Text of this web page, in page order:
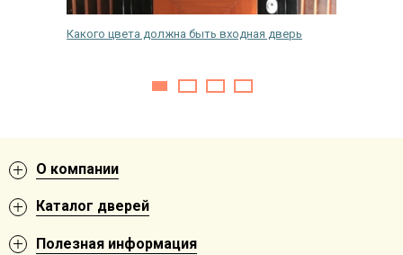
Какого цвета должна быть входная дверь
О компании
Каталог дверей
Полезная информация